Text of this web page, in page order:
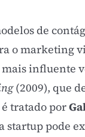
de
o marketing
influente
(2009), que
tratado por
startup pode